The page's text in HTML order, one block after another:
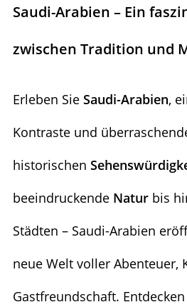
Saudi-Arabien – Ein
zwischen Tradition und
Erleben Sie Saudi-Arabien,
Kontraste und
historischen
beeindruckende Naturbis
Städten – Saudi-Arabien
neue Welt voller Abenteuer,
Gastfreundschaft.